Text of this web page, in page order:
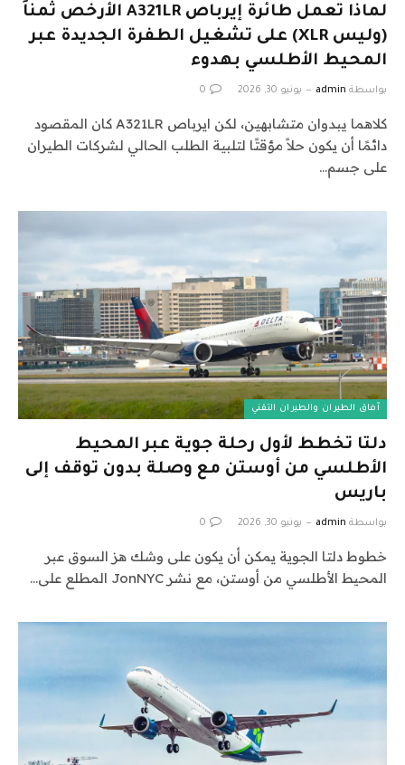
لماذا تعمل طائرة إيرباص A321LR الأرخص ثمناً
(وليس XLR) على تشغيل الطفرة الجديدة عبر
المحيط الأطلسي بهدوء
بواسطة admin يونيو 30, 2026 0
كلاهما يبدوان متشابهين، لكن ايرباص A321LR كان المقصود
دائمًا أن يكون حلاً مؤقتًا لتلبية الطلب الحالي لشركات الطيران
على جسم…
آفاق الطيران والطيران التقني
دلتا تخطط لأول رحلة جوية عبر المحيط
الأطلسي من أوستن مع وصلة بدون توقف إلى
باريس
بواسطة admin يونيو 30, 2026 0
خطوط دلتا الجوية يمكن أن يكون على وشك هز السوق عبر
المحيط الأطلسي من أوستن، مع نشر JonNYC المطلع على…